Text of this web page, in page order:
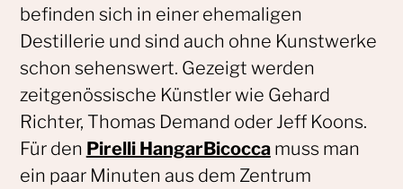
befinden sich in einer ehemaligen
Destillerie und sind auch ohne Kunstwerke
schon sehenswert. Gezeigt werden
zeitgenössische Künstler wie Gehard
Richter, Thomas Demand oder Jeff Koons.
Für den Pirelli HangarBicoccamuss man
ein paar Minuten aus dem Zentrum